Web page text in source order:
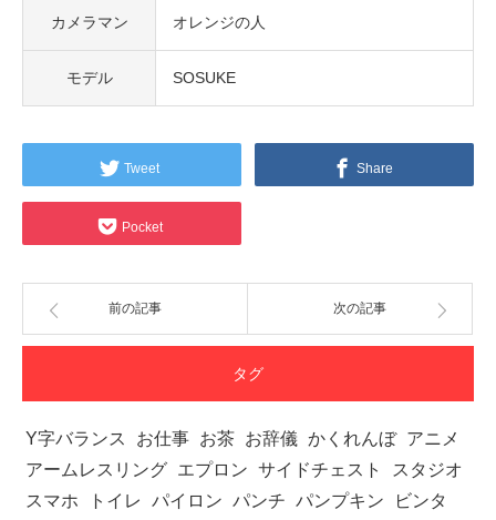
カメラマン オレンジの人
モデル SOSUKE
Tweet Share
Pocket
前の記事 次の記事
タグ
Y字バランス お仕事 お茶 お辞儀 かくれんぼ アニメ
アームレスリング エプロン サイドチェスト
スタジオ
スマホ
トイレ パイロン パンチ パンプキン
ビンタ